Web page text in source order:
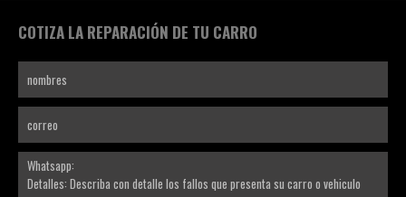
COTIZA LA REPARACIÓN DE TU CARRO